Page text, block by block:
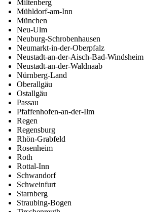
Miltenberg
Mühldorf-am-Inn
München
Neu-Ulm
Neuburg-Schrobenhausen
Neumarkt-in-der-Oberpfalz
Neustadt-an-der-Aisch-Bad-Windsheim
Neustadt-an-der-Waldnaab
Nürnberg-Land
Oberallgäu
Ostallgäu
Passau
Pfaffenhofen-an-der-Ilm
Regen
Regensburg
Rhön-Grabfeld
Rosenheim
Roth
Rottal-Inn
Schwandorf
Schweinfurt
Starnberg
Straubing-Bogen